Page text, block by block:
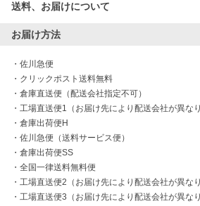
送料、お届けについて
お届け方法
・ 佐川急便
・ クリックポスト送料無料
・ 倉庫直送便（配送会社指定不可）
・ 工場直送便1（お届け先により配送会社が異なり
・ 倉庫出荷便H
・ 佐川急便（送料サービス便）
・ 倉庫出荷便SS
・ 全国一律送料無料便
・ 工場直送便2（お届け先により配送会社が異なり
・ 工場直送便3（お届け先により配送会社が異なり